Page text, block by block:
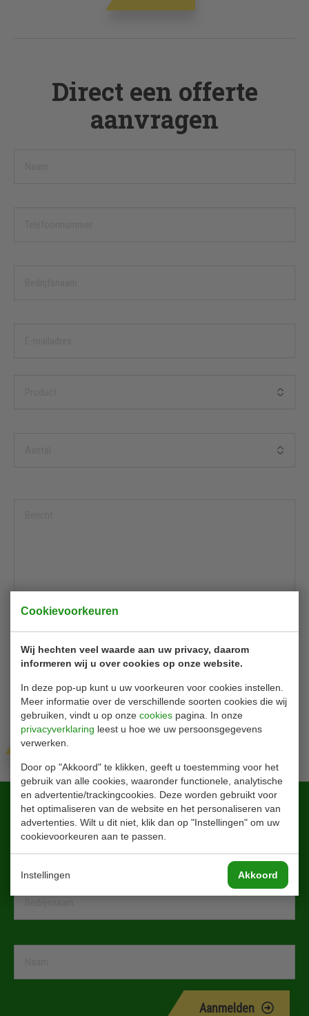
Cookievoorkeuren
Wij hechten veel waarde aan uw privacy, daarom
informeren wij u over cookies op onze website.
In deze pop-up kunt u uw voorkeuren voor cookies instellen.
Meer informatie over de verschillende soorten cookies die wij
gebruiken, vindt u op onze cookies pagina. In onze
privacyverklaring leest u hoe we uw persoonsgegevens
verwerken.
Door op "Akkoord" te klikken, geeft u toestemming voor het
gebruik van alle cookies, waaronder functionele, analytische
en advertentie/trackingcookies. Deze worden gebruikt voor
het optimaliseren van de website en het personaliseren van
advertenties. Wilt u dit niet, klik dan op "Instellingen" om uw
cookievoorkeuren aan te passen.
Instellingen Akkoord
Direct een offerte
aanvragen
Verzenden
Blijf altijd op de hoogte!
Aanmelden